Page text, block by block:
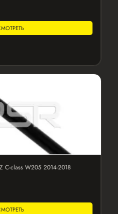
C-class W205 2014-2018